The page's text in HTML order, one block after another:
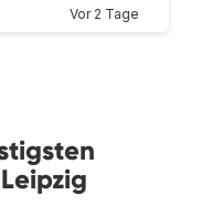
Vor 2 Tage